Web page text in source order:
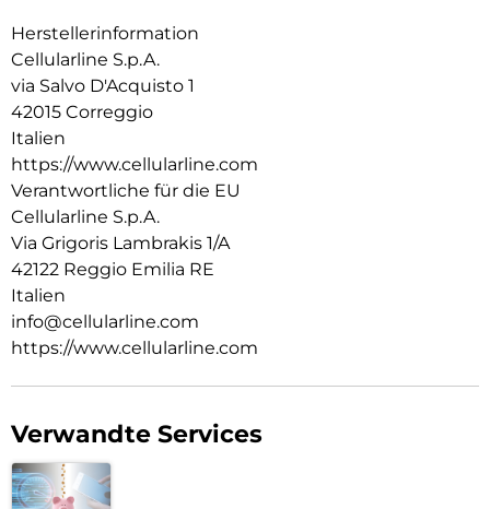
Herstellerinformation
Cellularline S.p.A.
via Salvo D'Acquisto 1
42015 Correggio
Italien
https://www.cellularline.com
Verantwortliche für die EU
Cellularline S.p.A.
Via Grigoris Lambrakis 1/A
42122 Reggio Emilia RE
Italien
info@cellularline.com
https://www.cellularline.com
Verwandte Services